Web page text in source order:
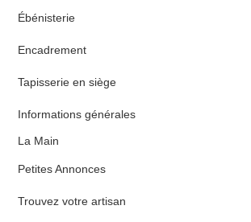
Ébénisterie
Encadrement
Tapisserie en siège
Informations générales
La Main
Petites Annonces
Trouvez votre artisan